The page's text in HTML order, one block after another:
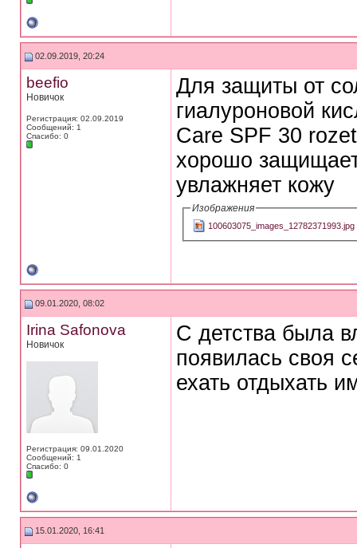
02.09.2019, 20:24
beefio
Новичок
Регистрация: 02.09.2019
Сообщений: 1
Спасибо: 0
Для защиты от
гиалуроновой
Care SPF 30
хорошо
увлажняет кожу
Изображения
100603075_images_12782371993.jpg
09.01.2020, 08:02
Irina Safonova
Новичок
Регистрация: 09.01.2020
Сообщений: 1
Спасибо: 0
С детства была
появилась своя
ехать отдыхать
15.01.2020, 16:41